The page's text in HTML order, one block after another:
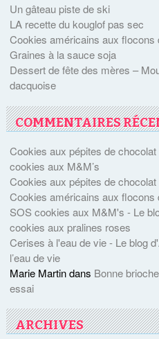
Un gâteau piste de ski
LA recette du kouglof pas sec
Cookies américains aux flocons
Graines à la sauce soja
Dessert de fête des mères –
dacquoise
COMMENTAIRES
Cookies aux pépites de
cookies aux M&M’s
Cookies aux pépites de
Cookies américains aux flocons
SOS cookies aux M&M's - Le
cookies aux pralines roses
Cerises à l'eau de vie - Le blog
l’eau de vie
Marie Martindans Bonne
essai
ARCHIVES